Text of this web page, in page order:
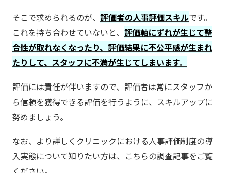
そこで求められるのが、 評価者の人事評価スキルです。
これを持ち合わせていないと、 評価軸にずれが生じて整
合性が取れなくなったり、評価結果に不公平感が生まれ
たりして、スタッフに不満が生じてしまいます。
評価には責任が伴いますので、評価者は常にスタッフか
ら信頼を獲得できる評価を行うように、スキルアップに
努めましょう。
なお、より詳しくクリニックにおける人事評価制度の導
入実態について知りたい方は、こちらの調査記事をご覧